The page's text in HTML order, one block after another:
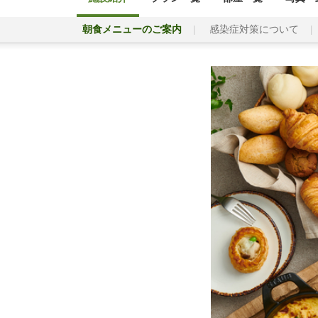
朝食メニューのご案内 感染症対策について